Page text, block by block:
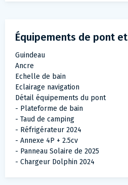
Équipements de pont
Guindeau
Ancre
Echelle de bain
Eclairage navigation
Détail équipements du pont
- Plateforme de bain
- Taud de camping
- Réfrigérateur 2024
- Annexe 4P + 2.5cv
- Panneau Solaire de 2025
- Chargeur Dolphin 2024